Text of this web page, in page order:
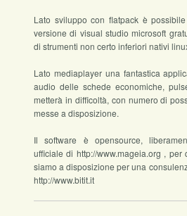
Lato sviluppo con flatpack è
versione di visual studio microsoft
di strumenti non certo inferiori nativi
Lato mediaplayer una fantastica
audio delle schede economiche,
metterà in difficoltà, con numero di
messe a disposizione.
Il software è opensource,
ufficiale di http://www.mageia.org , per
siamo a disposizione per una
http://www.bitit.it